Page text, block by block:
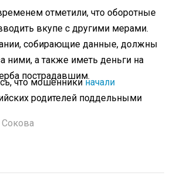
отметили, что оборотные
вкупе с другими мерами.
собирающие данные, должны
ними, а также иметь деньги на
пострадавшим.
что мошенникиначали
родителей поддельными
Сокова